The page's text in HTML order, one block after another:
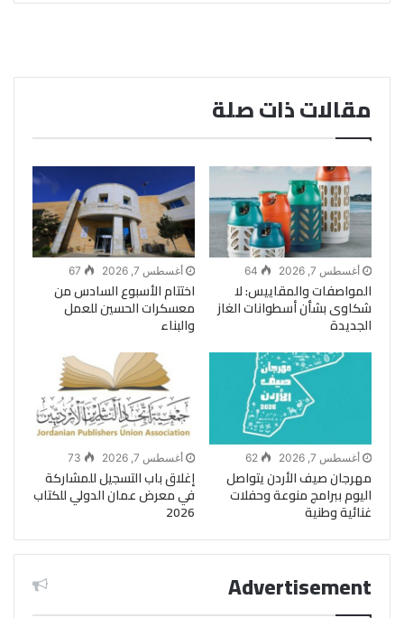
مقالات ذات صلة
أغسطس 7, 2026 64
المواصفات والمقاييس: لا
شكاوى بشأن أسطوانات الغاز
الجديدة
أغسطس 7, 2026 67
اختتام الأسبوع السادس من
معسكرات الحسين للعمل
والبناء
أغسطس 7, 2026 62
مهرجان صيف الأردن يتواصل
اليوم ببرامج منوعة وحفلات
غنائية وطنية
أغسطس 7, 2026 73
إغلاق باب التسجيل للمشاركة
في معرض عمان الدولي للكتاب
2026
Advertisement